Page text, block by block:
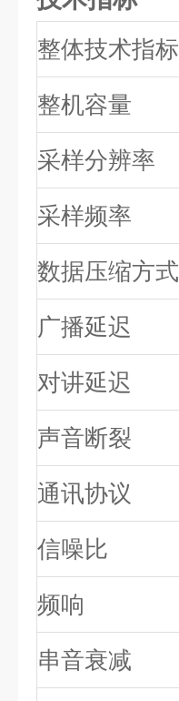
整体技术指标
整机容量
采样分辨率
采样频率
数据压缩方式
广播延迟
对讲延迟
声音断裂
通讯协议
信噪比
频响
串音衰减